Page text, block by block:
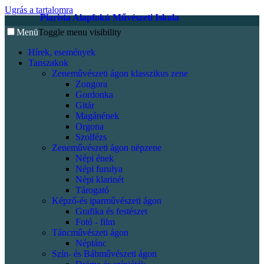
Ugrás a tartalomra
Piarista Alapfokú Művészeti Iskola
MenüToggle menu visibility
Hírek, események
Tanszakok
Zeneművészeti ágon klasszikus zene
Zongora
Gordonka
Gitár
Magánének
Orgona
Szolfézs
Zeneművészeti ágon népzene
Népi ének
Népi furulya
Népi klarinét
Tárogató
Képző-és iparművészeti ágon
Grafika és festészet
Fotó - film
Táncművészeti ágon
Néptánc
Szín- és Bábművészeti ágon